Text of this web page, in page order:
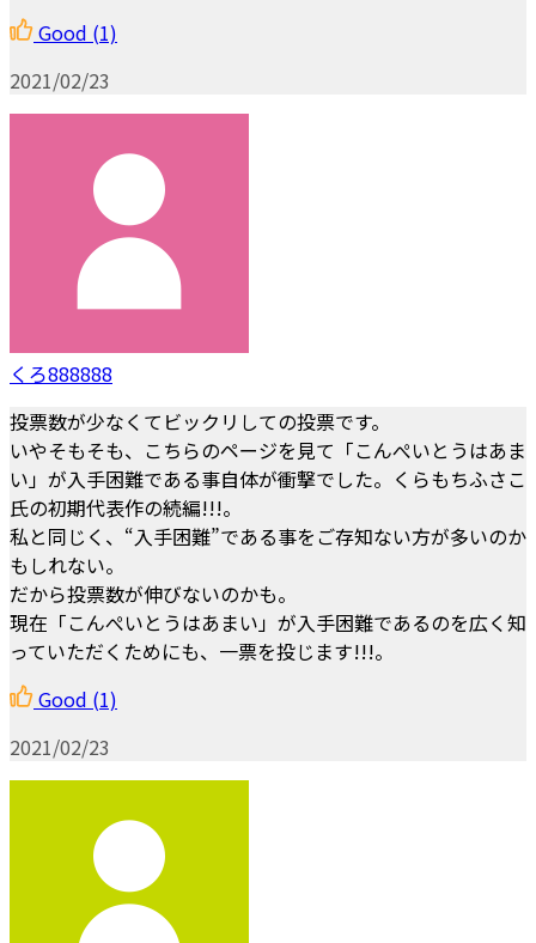
Good (1)
2021/02/23
くろ888888
投票数が少なくてビックリしての投票です。
いやそもそも、こちらのページを見て「こんぺいとうはあま
い」が入手困難である事自体が衝撃でした。くらもちふさこ
氏の初期代表作の続編!!!。
私と同じく、“入手困難”である事をご存知ない方が多いのか
もしれない。
だから投票数が伸びないのかも。
現在「こんぺいとうはあまい」が入手困難であるのを広く知
っていただくためにも、一票を投じます!!!。
Good (1)
2021/02/23